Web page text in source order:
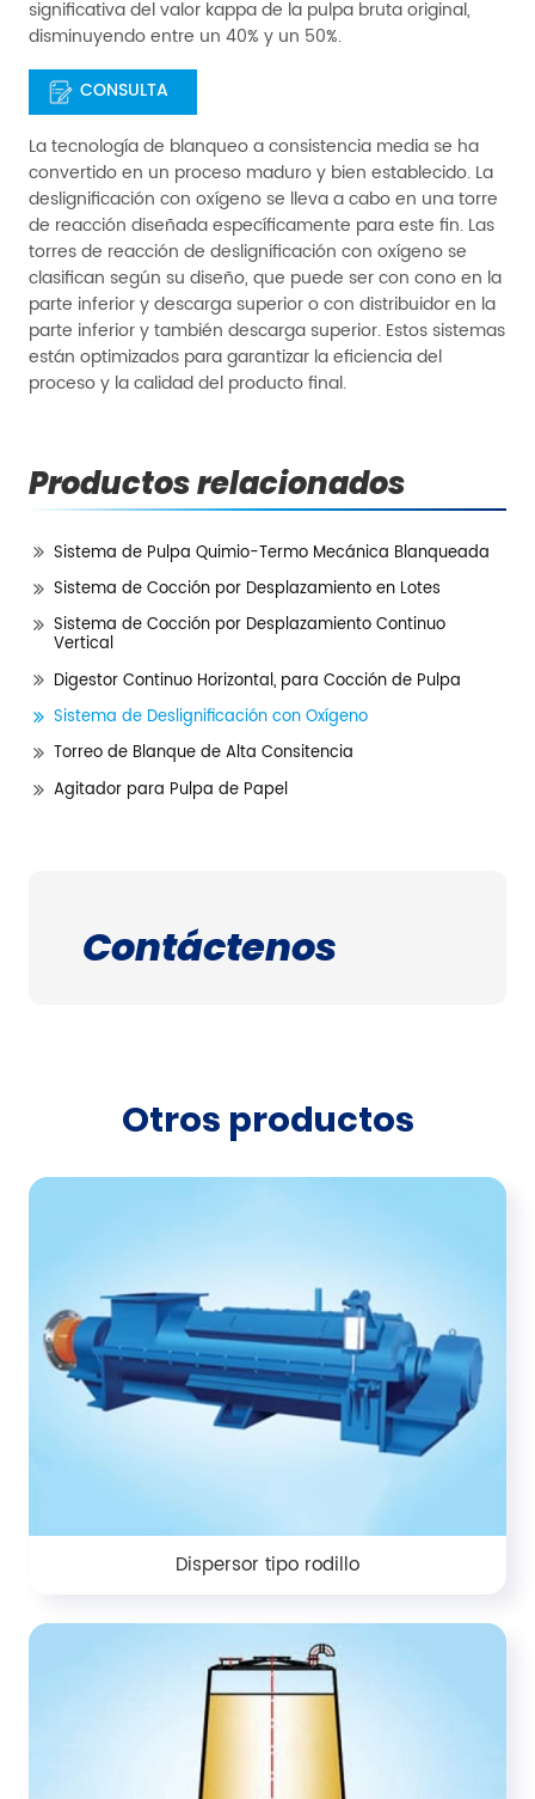
significativa del valor kappa de la pulpa bruta original,
disminuyendo entre un 40% y un 50%.
CONSULTA
La tecnología de blanqueo a consistencia media se ha
convertido en un proceso maduro y bien establecido. La
deslignificación con oxígeno se lleva a cabo en una torre
de reacción diseñada específicamente para este fin. Las
torres de reacción de deslignificación con oxígeno se
clasifican según su diseño, que puede ser con cono en la
parte inferior y descarga superior o con distribuidor en la
parte inferior y también descarga superior. Estos sistemas
están optimizados para garantizar la eficiencia del
proceso y la calidad del producto final.
Productos relacionados
Sistema de Pulpa Quimio-Termo Mecánica Blanqueada
Sistema de Cocción por Desplazamiento en Lotes
Sistema de Cocción por Desplazamiento Continuo
Vertical
Digestor Continuo Horizontal, para Cocción de Pulpa
Sistema de Deslignificación con Oxígeno
Torreo de Blanque de Alta Consitencia
Agitador para Pulpa de Papel
Contáctenos
Otros productos
Dispersor tipo rodillo